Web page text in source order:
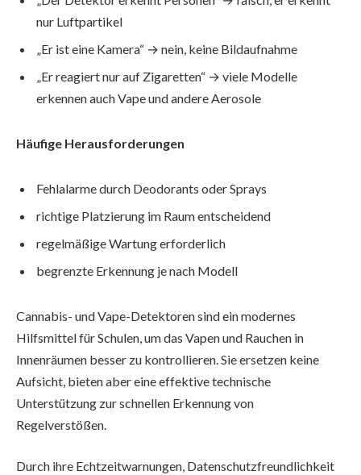
nur Luftpartikel
„Er ist eine Kamera“ → nein, keine Bildaufnahme
„Er reagiert nur auf Zigaretten“ → viele Modelle
erkennen auch Vape und andere Aerosole
Häufige Herausforderungen
Fehlalarme durch Deodorants oder Sprays
richtige Platzierung im Raum entscheidend
regelmäßige Wartung erforderlich
begrenzte Erkennung je nach Modell
Cannabis- und Vape-Detektoren sind ein modernes
Hilfsmittel für Schulen, um das Vapen und Rauchen in
Innenräumen besser zu kontrollieren. Sie ersetzen keine
Aufsicht, bieten aber eine effektive technische
Unterstützung zur schnellen Erkennung von
Regelverstößen.
Durch ihre Echtzeitwarnungen, Datenschutzfreundlichkeit